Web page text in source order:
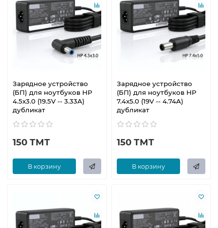
Зарядное устройство
(БП) для ноутбуков HP
4.5x3.0 (19.5V -- 3.33A)
дубликат
150 ТМТ
В корзину
Зарядное устройство
(БП) для ноутбуков HP
7.4x5.0 (19V -- 4.74A)
дубликат
150 ТМТ
В корзину